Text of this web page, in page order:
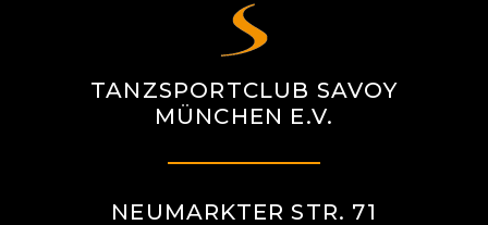
TANZSPORTCLUB SAVOY
MÜNCHEN E.V.
NEUMARKTER STR. 71